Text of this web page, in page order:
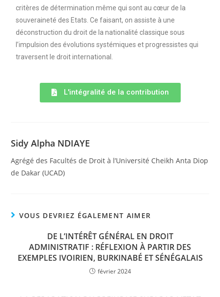
critères de détermination même qui sont au cœur de la
souveraineté des Etats. Ce faisant, on assiste à une
déconstruction du droit de la nationalité classique sous
l’impulsion des évolutions systémiques et progressistes qui
traversent le droit international.
L'intégralité de la contribution
Sidy Alpha NDIAYE
Agrégé des Facultés de Droit à l’Université Cheikh Anta Diop
de Dakar (UCAD)
VOUS DEVRIEZ ÉGALEMENT AIMER
DE L’INTÉRÊT GÉNÉRAL EN DROIT
ADMINISTRATIF : RÉFLEXION À PARTIR DES
EXEMPLES IVOIRIEN, BURKINABÉ ET SÉNÉGALAIS
février 2024